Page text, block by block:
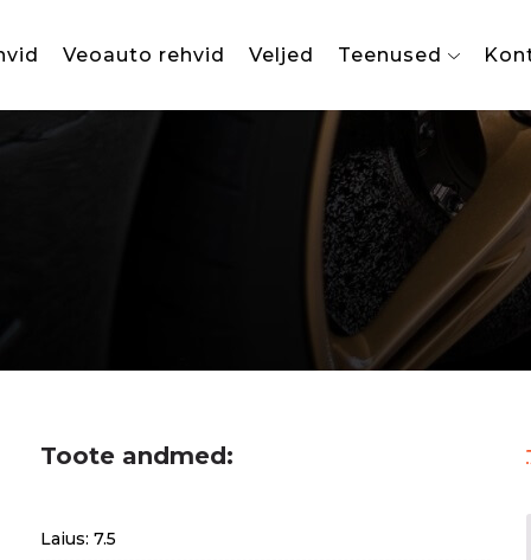
Veoauto rehvid Veljed Teenused
Toote andmed:
Laius: 7.5